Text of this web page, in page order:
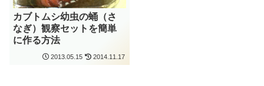
カブトムシ幼虫の蛹（さ
なぎ）観察セットを簡単
に作る方法
2013.05.15 2014.11.17